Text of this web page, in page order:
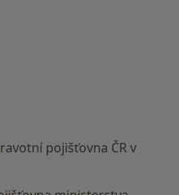
pojišťovna ČR v